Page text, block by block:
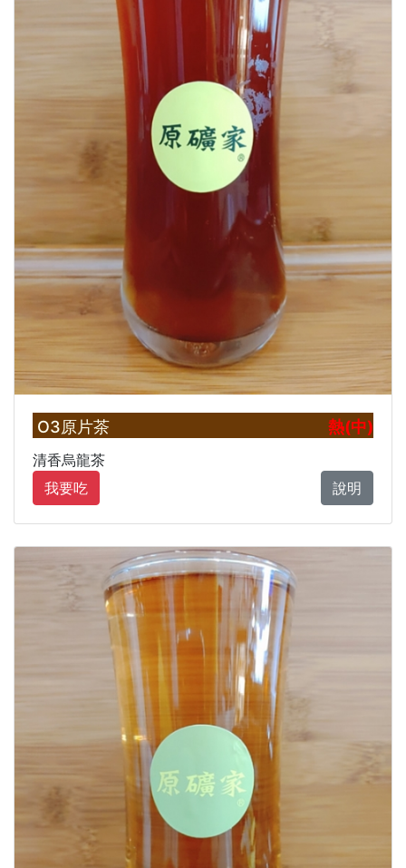
O3原片茶 熱(中)
清香烏龍茶
我要吃
說明